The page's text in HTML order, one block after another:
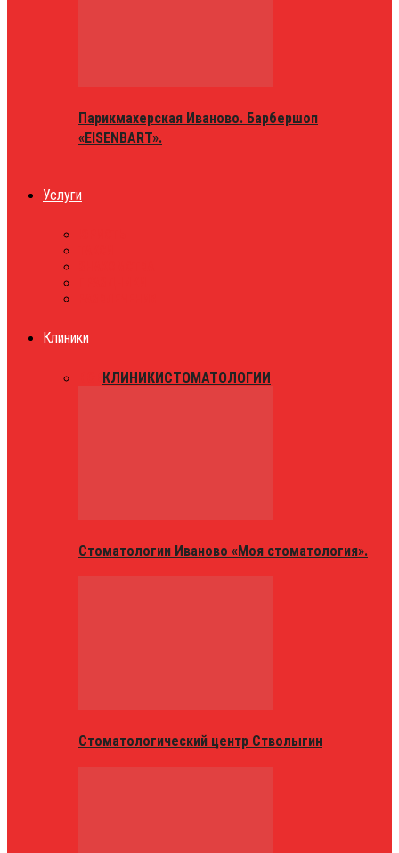
Парикмахерская Иваново. Барбершоп
«EISENBART».
Услуги
Клиники
КЛИНИКИСТОМАТОЛОГИИ
Стоматологии Иваново «Моя стоматология».
Стоматологический центр Стволыгин